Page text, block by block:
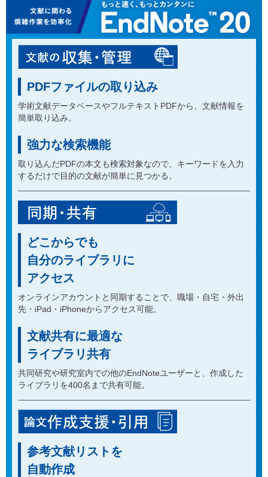
PDFファイルの取り込み
学術文献データベースやフルテキストPDFから、文献情報を
簡単取り込み。
強力な検索機能
取り込んだPDFの本文も検索対象なので、キーワードを入力
するだけで目的の文献が簡単に見つかる。
どこからでも
自分のライブラリに
アクセス
オンラインアカウントと同期することで、職場・自宅・外出
先・iPad・iPhoneからアクセス可能。
文献共有に最適な
ライブラリ共有
共同研究や研究室内での他のEndNoteユーザーと、作成した
ライブラリを400名まで共有可能。
参考文献リストを
自動作成